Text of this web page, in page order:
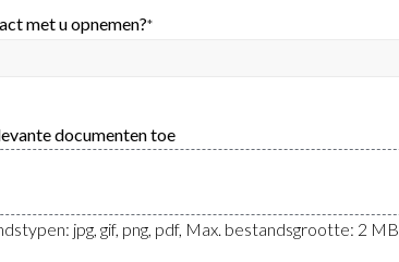
met u opnemen?*
documenten toe
jpg, gif, png, pdf, Max. bestandsgrootte: 2 MB.